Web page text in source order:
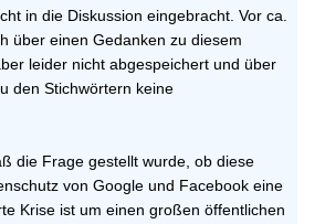
in die Diskussion eingebracht. Vor ca.
über einen Gedanken zu diesem
leider nicht abgespeichert und über
den Stichwörtern keine
die Frage gestellt wurde, ob diese
von Google und Facebook eine
Krise ist um einen großen öffentlichen